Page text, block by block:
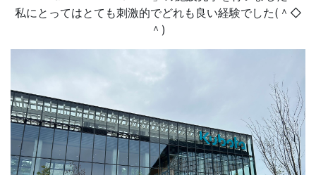
私にとってはとても刺激的でどれも良い経験でした(＾◇
＾)